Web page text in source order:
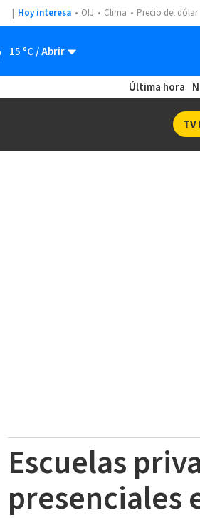
Hoy interesa OIJ Clima Precio del dólar
15 ºC
Última hora
TV
Escuelas
presenciales